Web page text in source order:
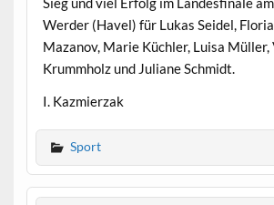
Werder (Havel) für Lukas Seidel,
Mazanov, Marie Küchler, Luisa Müller,
Krummholz und Juliane Schmidt.
I. Kazmierzak
Sport